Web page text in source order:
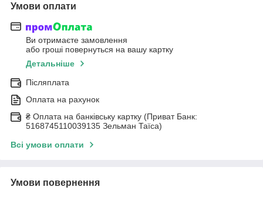
Умови оплати
Ви отримаєте замовлення
або гроші повернуться на вашу картку
Детальніше
Післяплата
Оплата на рахунок
₴ Оплата на банківську картку (Приват Банк:
5168745110039135 Зельман Таїса)
Всі умови оплати
Умови повернення